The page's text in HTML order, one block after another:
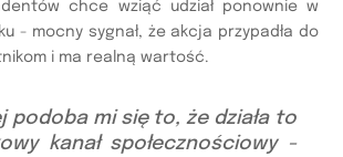
chce wziąć udział ponownie w
- mocny sygnał, że akcja przypadła do
i ma realną wartość.
podoba mi się to, że działa to
kanał społecznościowy -